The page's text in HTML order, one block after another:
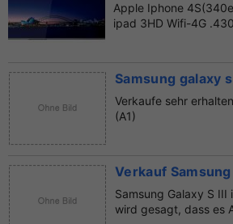
Apple Iphone
ipad 3HD Wifi-4G
Samsung galaxy s
Verkaufe sehr
(A1)
Verkauf
Samsung Galaxy S
wird gesagt, dass es